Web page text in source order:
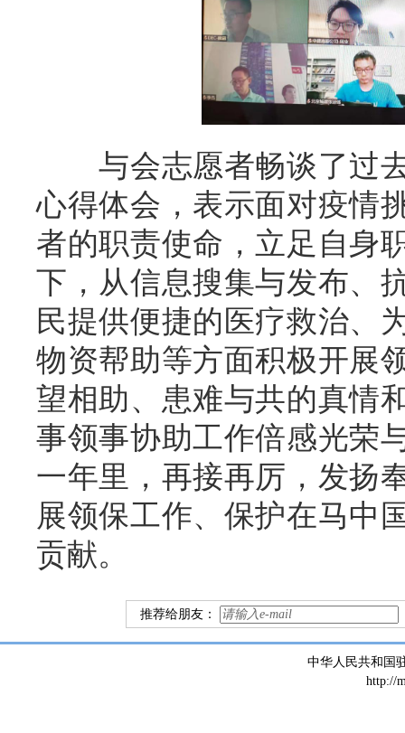
与会志愿者畅谈了过
心得体会， 表示面对疫情
者的职责使命，立足自身
下，从信息搜集与发布、
民提供便捷的医疗救治、
物资帮助等方面积极开展
望相助、患难与共的真情
事领事协助工作倍感光荣
一年里，再接再厉，发扬
展领保工作、 保护在马中
贡献。
推荐给朋友：
中华人民共和国
http://